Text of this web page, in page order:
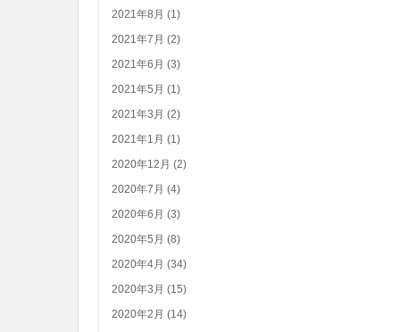
2021年8月 (1)
2021年7月 (2)
2021年6月 (3)
2021年5月 (1)
2021年3月 (2)
2021年1月 (1)
2020年12月 (2)
2020年7月 (4)
2020年6月 (3)
2020年5月 (8)
2020年4月 (34)
2020年3月 (15)
2020年2月 (14)